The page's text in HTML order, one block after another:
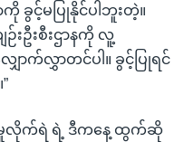
ခွင့်မပြုနိုင်ပါဘူးတဲ့။
ဦးစီးဌာနကို လူ့
ောက်လွှာတင်ပါ။ ခွင့်ပြုရင်
လိုက်ရဲ ရဲ့ ဒီကနေ့ ထွက်ဆို